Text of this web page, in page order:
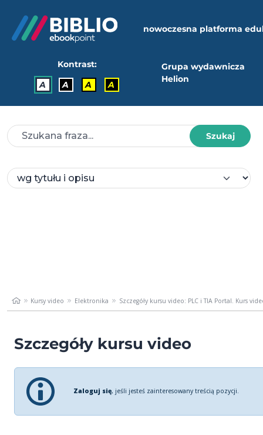
nowoczesna platforma
Kontrast:
A
A A A
Grupa wydawnicza
Helion
Szukaj
Kursy video Elektronika Szczegóły kursu video: PLC i TIA Portal. Kurs
Szczegóły kursu video
Zaloguj się, jeśli jesteś zainteresowany treścią pozycji.